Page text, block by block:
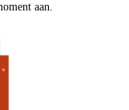
aan.